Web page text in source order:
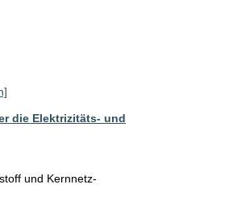
die Elektrizitäts- und
und Kernnetz-